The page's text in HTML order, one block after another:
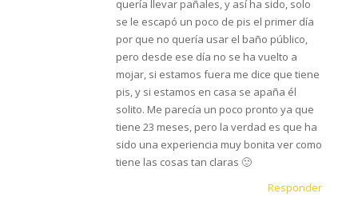
quería llevar pañales, y así ha sido, solo
se le escapó un poco de pis el primer día
por que no quería usar el baño público,
pero desde ese día no se ha vuelto a
mojar, si estamos fuera me dice que tiene
pis, y si estamos en casa se apaña él
solito. Me parecía un poco pronto ya que
tiene 23 meses, pero la verdad es que ha
sido una experiencia muy bonita ver como
tiene las cosas tan claras 🙂
Responder